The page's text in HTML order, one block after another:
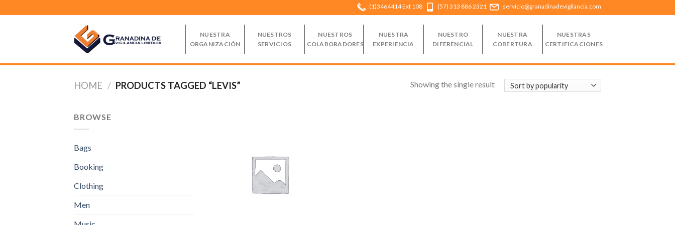
to
(1)3464414 Ext 108 (57) 313 886 2321 servicio@granadinadevigilancia.com
NUESTRA
ORGANIZACIÓN
NUESTROS
SERVICIOS
NUESTROS
COLABORADORES
NUESTRA
EXPERIENCIA
NUESTRO
DIFERENCIAL
NUESTRA
COBERTURA
NUESTRAS
CERTIFICACIONES
HOME / PRODUCTS TAGGED “LEVIS” Showing the single result
BROWSE
Bags
Booking
Clothing
Men